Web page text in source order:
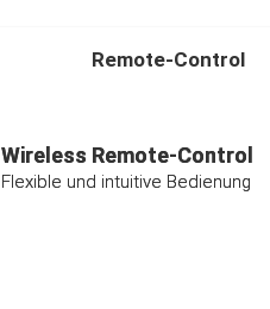
Remote-Control
Wireless Remote-Control
Flexible und intuitive Bedienung